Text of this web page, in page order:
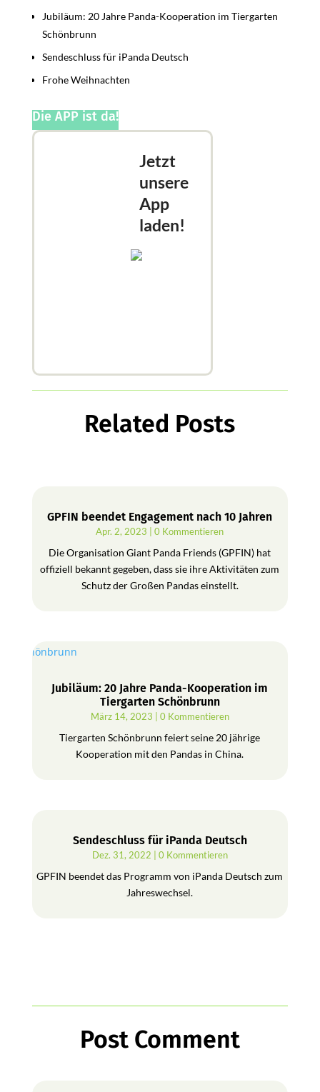
Jubiläum: 20 Jahre Panda-Kooperation im Tiergarten
Schönbrunn
Sendeschluss für iPanda Deutsch
Frohe Weihnachten
Die APP ist da!
Jetzt
unsere
App
laden!
Related Posts
GPFIN beendet Engagement nach 10 Jahren
Apr. 2, 2023 | 0 Kommentieren
Die Organisation Giant Panda Friends (GPFIN) hat
offiziell bekannt gegeben, dass sie ihre Aktivitäten zum
Schutz der Großen Pandas einstellt.
Jubiläum: 20 Jahre Panda-Kooperation im
Tiergarten Schönbrunn
März 14, 2023 | 0 Kommentieren
Tiergarten Schönbrunn feiert seine 20 jährige
Kooperation mit den Pandas in China.
Sendeschluss für iPanda Deutsch
Dez. 31, 2022 | 0 Kommentieren
GPFIN beendet das Programm von iPanda Deutsch zum
Jahreswechsel.
Post Comment